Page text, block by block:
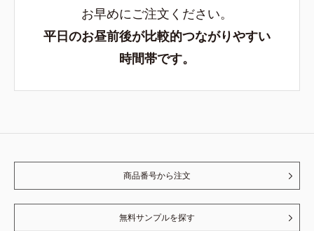
お早めにご注文ください。
平日のお昼前後が比較的つながりやすい
時間帯です。
商品番号から注文
無料サンプルを探す